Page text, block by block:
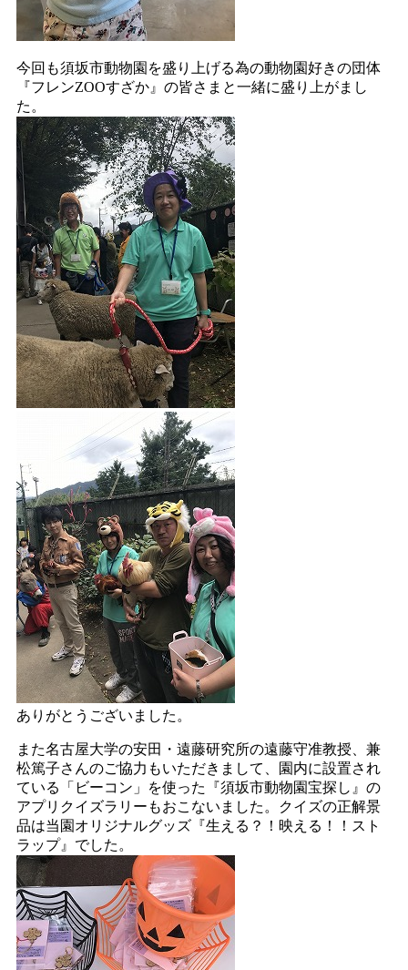
今回も須坂市動物園を盛り上げる為の動物園好きの団体
『フレンZOOすざか』の皆さまと一緒に盛り上がまし
た。
ありがとうございました。
また名古屋大学の安田・遠藤研究所の遠藤守准教授、兼
松篤子さんのご協力もいただきまして、園内に設置され
ている「ビーコン」を使った『須坂市動物園宝探し』の
アプリクイズラリーもおこないました。クイズの正解景
品は当園オリジナルグッズ『生える？！映える！！スト
ラップ』でした。